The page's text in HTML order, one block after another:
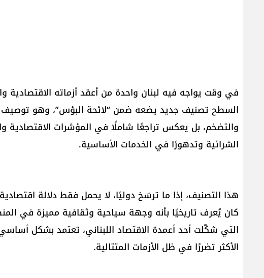
في وقت يواجه فيه لبنان واحدة من أعقد أزماته الاقتصادية
السطح تصنيف جديد يضعه ضمن “لائحة البؤس”، وهو توصيف
والتضخم، بل يعكس تراجعًا شاملًا في المؤشرات الاقتصادية
الشرائية وتدهورًا في الخدمات الأساسية.
هذا التصنيف، إذا ما ترسّخ دوليًا، لا يحمل فقط دلالة
كان يُعرف تاريخيًا بأنه وجهة سياحية وثقافية مميزة في
التي شكّلت أحد أعمدة الاقتصاد اللبناني، تعتمد بشكل
الأكثر تضررًا في ظل الأزمات المتتالية.